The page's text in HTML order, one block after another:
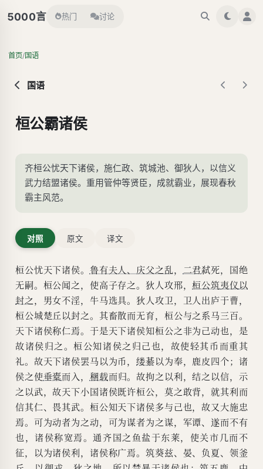
5000言 热门 讨论
首页/国语
国语
桓公霸诸侯
齐桓公忧天下诸侯，施仁政、筑城池、御狄人，以信义
武力结盟诸侯。重用管仲等贤臣，成就霸业，展现春秋
霸主风范。
对照 原文 译文
桓公忧天下诸侯。 鲁有夫人、庆父之乱， 二君弑死，国绝
无嗣。桓公闻之，使高子存之。狄人攻邢，桓公筑夷仪以
封之，男女不淫，牛马选具。狄人攻卫，卫人出庐于曹，
桓公城楚丘以封之。其畜散而无育，桓公与之系马三百。
天下诸侯称仁焉。于是天下诸侯知桓公之非为己动也，是
故诸侯归之。桓公知诸侯之归己也，故使轻其币而重其
礼。故天下诸侯罢马以为币，缕綦以为奉，鹿皮四个；诸
侯之使垂橐而入， 稛载而归。故拘之以利，结之以信，示
之以武，故天下小国诸侯既许桓公，莫之敢背，就其利而
信其仁、畏其武。桓公知天下诸侯多与己也，故又大施忠
焉。可为动者为之动，可为谋者为之谋，军谭、遂而不有
也，诸侯称宽焉。通齐国之鱼盐于东莱，使关市几而不
征，以为诸侯利，诸侯称广焉。筑葵兹、晏、负夏、领釜